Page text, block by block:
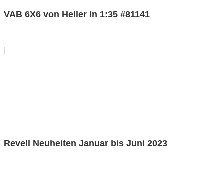
VAB 6X6 von Heller in 1:35 #81141
Revell Neuheiten Januar bis Juni 2023